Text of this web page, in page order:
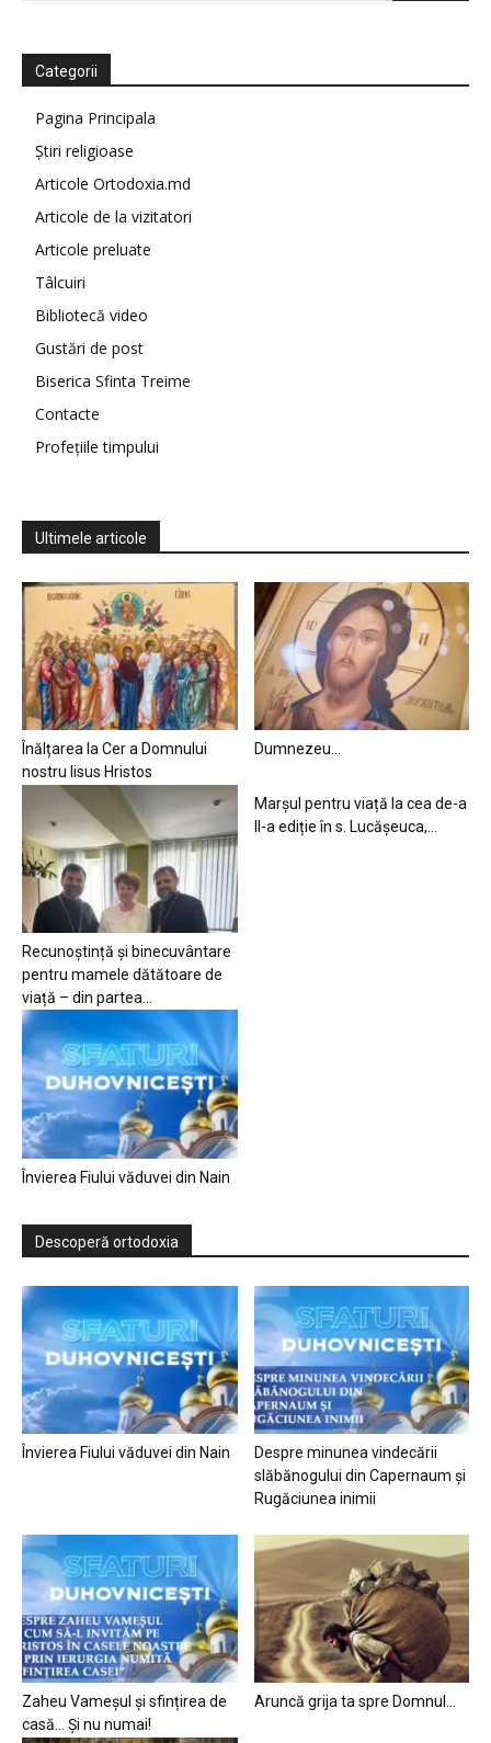
Categorii
Pagina Principala
Știri religioase
Articole Ortodoxia.md
Articole de la vizitatori
Articole preluate
Tâlcuiri
Bibliotecă video
Gustări de post
Biserica Sfinta Treime
Contacte
Profețiile timpului
Ultimele articole
Înălțarea la Cer a Domnului
nostru Iisus Hristos
Dumnezeu…
Recunoștință și binecuvântare
pentru mamele dătătoare de
viață – din partea...
Marșul pentru viață la cea de-a
II-a ediție în s. Lucășeuca,...
Învierea Fiului văduvei din Nain
Descoperă ortodoxia
Învierea Fiului văduvei din Nain
Despre minunea vindecării
slăbănogului din Capernaum și
Rugăciunea inimii
Zaheu Vameșul și sfințirea de
casă… Și nu numai!
Aruncă grija ta spre Domnul…